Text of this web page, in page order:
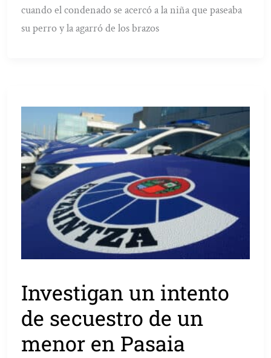
cuando el condenado se acercó a la niña que paseaba
su perro y la agarró de los brazos
Investigan un intento
de secuestro de un
menor en Pasaia